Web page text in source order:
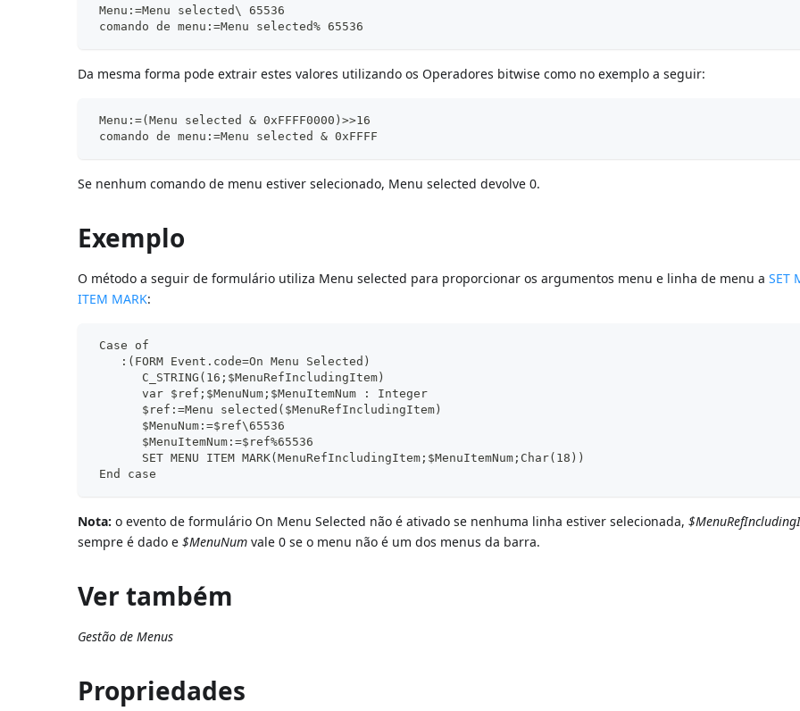
Menu:=Menu selected\ 65536
comando de menu:=Menu selected% 65536
Da mesma forma pode extrair estes valores utilizando os Operadores bitwise como no exemplo a seguir:
Menu:=(Menu selected & 0xFFFF0000)>>16
comando de menu:=Menu selected & 0xFFFF
Se nenhum comando de menu estiver selecionado, Menu selected devolve 0.
Exemplo
O método a seguir de formulário utiliza Menu selected para proporcionar os argumentos menu e linha de menu aSET
ITEM MARK:
Case of
:(FORM Event.code=On Menu Selected)
C_STRING(16;$MenuRefIncludingItem)
var $ref;$MenuNum;$MenuItemNum : Integer
$ref:=Menu selected($MenuRefIncludingItem)
$MenuNum:=$ref\65536
$MenuItemNum:=$ref%65536
SET MENU ITEM MARK(MenuRefIncludingItem;$MenuItemNum;Char(18))
End case
Nota: o evento de formulário On Menu Selected não é ativado se nenhuma linha estiver selecionada,
sempre é dado e$MenuNum vale 0 se o menu não é um dos menus da barra.
Ver também
Gestão de Menus
Propriedades